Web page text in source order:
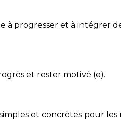
à progresser et à intégrer
et rester motivé (e).
et concrètes pour